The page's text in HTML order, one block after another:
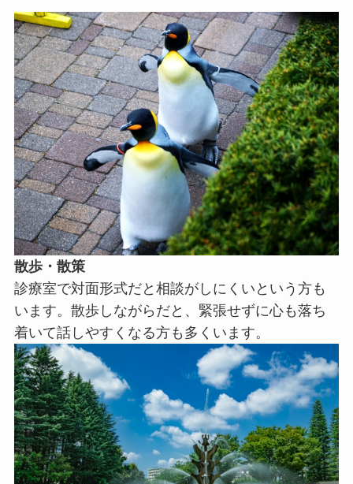
散歩・散策
診療室で対面形式だと相談がしにくいという方も
います。散歩しながらだと、緊張せずに心も落ち
着いて話しやすくなる方も多くいます。